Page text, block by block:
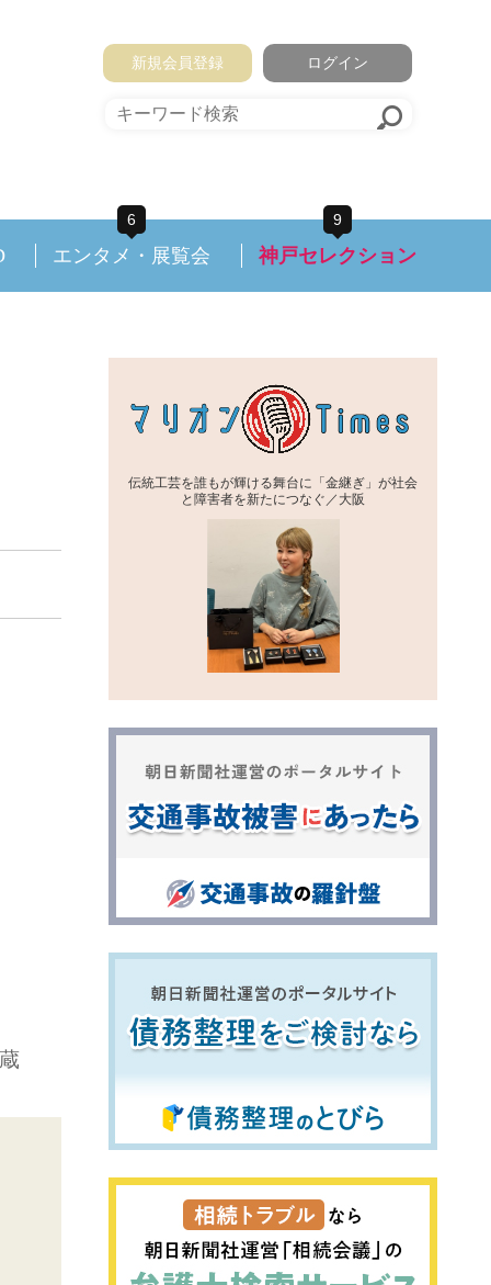
新規会員登録 ログイン
6
エンタメ・展覧会
9
神戸セレクション
伝統工芸を誰もが輝ける舞台に「金継ぎ」が社会
と障害者を新たにつなぐ／大阪